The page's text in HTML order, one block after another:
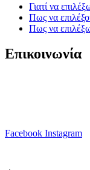
Γιατί να
Πως να
Πως να
Επικοινωνία
Facebook Instagram